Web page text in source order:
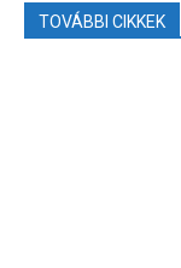
TOVÁBBI CIKKEK